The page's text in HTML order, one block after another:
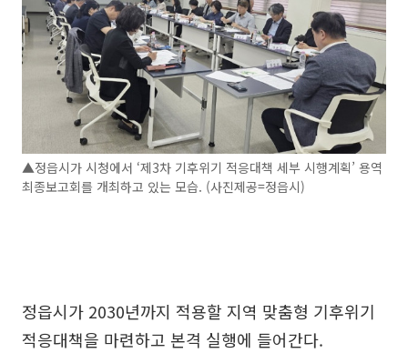
▲정읍시가 시청에서 ‘제3차 기후위기 적응대책 세부 시행계획’ 용역
최종보고회를 개최하고 있는 모습. (사진제공=정읍시)
정읍시가 2030년까지 적용할 지역 맞춤형 기후위기
적응대책을 마련하고 본격 실행에 들어간다.